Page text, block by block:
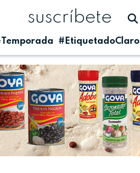
#EtiquetadoClaro
suscríbete